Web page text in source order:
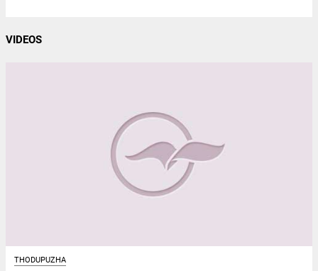
VIDEOS
THODUPUZHA